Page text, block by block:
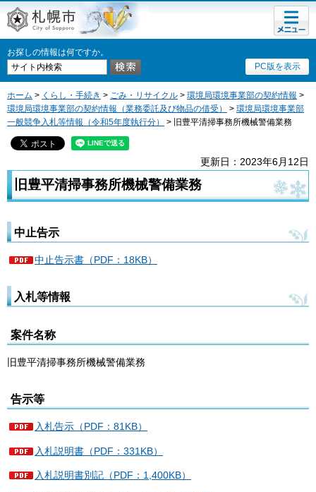
札幌市
お探しの情報は何ですか。
PC版を表示
メニュ
ー
ホーム > くらし・手続き > ごみ・リサイクル > 環境局環境事業部の契約情報 >
環境局環境事業部の契約情報（業務委託及び物品の借受）
> 環境局環境事業部
一般競争入札等情報（令和5年度執行分）
> 旧豊平清掃事務所機械警備業務
更新日：2023年6月12日
旧豊平清掃事務所機械警備業務
中止告示
中止告示書（PDF：18KB）
入札等情報
案件名称
旧豊平清掃事務所機械警備業務
告示等
入札告示（PDF：81KB）
入札説明書（PDF：331KB）
入札説明書別記（PDF：1,400KB）